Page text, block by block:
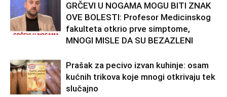
GRČEVI U NOGAMA MOGU BITI ZNAK
OVE BOLESTI: Profesor Medicinskog
fakulteta otkrio prve simptome,
MNOGI MISLE DA SU BEZAZLENI
Prašak za pecivo izvan kuhinje: osam
kućnih trikova koje mnogi otkrivaju tek
slučajno